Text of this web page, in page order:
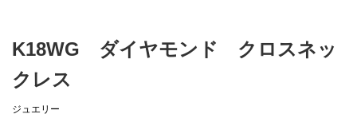
K18WG ダイヤモンド クロスネッ
クレス
ジュエリー